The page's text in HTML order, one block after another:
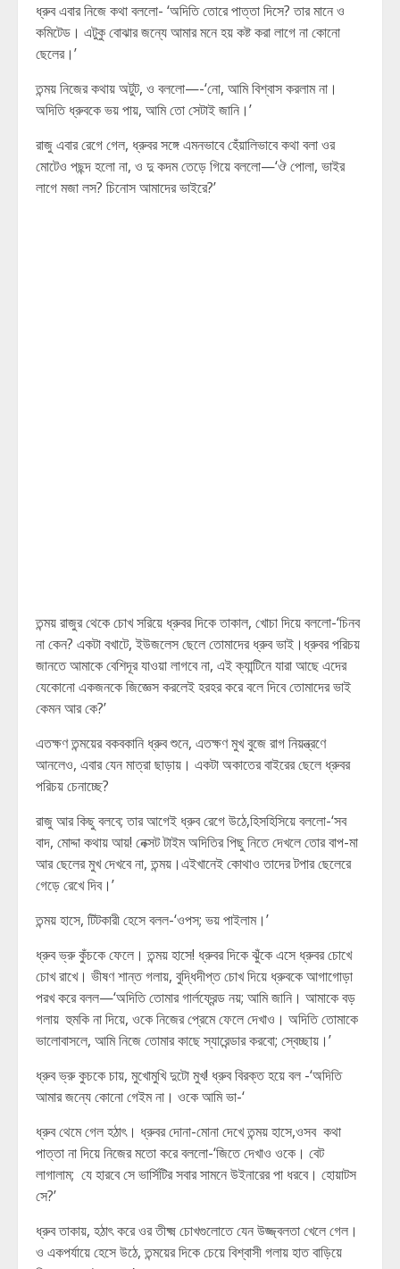
ধ্রুব এবার নিজে কথা বললো- ‘অদিতি তোরে পাত্তা দিসে? তার মানে ও
কমিটেড। এটুকু বোঝার জন্যে আমার মনে হয় কষ্ট করা লাগে না কোনো
ছেলের।’
তন্ময় নিজের কথায় অটুট, ও বললো—-‘নো, আমি বিশ্বাস করলাম না।
অদিতি ধ্রুবকে ভয় পায়, আমি তো সেটাই জানি।’
রাজু এবার রেগে গেল, ধ্রুবর সঙ্গে এমনভাবে হেঁয়ালিভাবে কথা বলা ওর
মোটেও পছন্দ হলো না, ও দু কদম তেড়ে গিয়ে বললো—‘ঔ পোলা, ভাইর
লাগে মজা লস? চিনোস আমাদের ভাইরে?’
তন্ময় রাজুর থেকে চোখ সরিয়ে ধ্রুবর দিকে তাকাল, খোচা দিয়ে বললো-‘চিনব
না কেন? একটা বখাটে, ইউজলেস ছেলে তোমাদের ধ্রুব ভাই।ধ্রুবর পরিচয়
জানতে আমাকে বেশিদূর যাওয়া লাগবে না, এই ক্যান্টিনে যারা আছে এদের
যেকোনো একজনকে জিজ্ঞেস করলেই হরহর করে বলে দিবে তোমাদের ভাই
কেমন আর কে?’
এতক্ষণ তন্ময়ের বকবকানি ধ্রুব শুনে, এতক্ষণ মুখ বুজে রাগ নিয়ন্ত্রণে
আনলেও, এবার যেন মাত্রা ছাড়ায়। একটা অকাতের বাইরের ছেলে ধ্রুবর
পরিচয় চেনাচ্ছে?
রাজু আর কিছু বলবে; তার আগেই ধ্রুব রেগে উঠে,হিসহিসিয়ে বললো-‘সব
বাদ, মোদ্দা কথায় আয়! নেক্সট টাইম অদিতির পিছু নিতে দেখলে তোর বাপ-মা
আর ছেলের মুখ দেখবে না, তন্ময়।এইখানেই কোথাও তাদের টপার ছেলেরে
গেড়ে রেখে দিব।’
তন্ময় হাসে, টিটকারী হেসে বলল-‘ওপস; ভয় পাইলাম।’
ধ্রুব ভ্রু কুঁচকে ফেলে। তন্ময় হাসে! ধ্রুবর দিকে ঝুঁকে এসে ধ্রুবর চোখে
চোখ রাখে। ভীষণ শান্ত গলায়, বুদ্ধিদীপ্ত চোখ দিয়ে ধ্রুবকে আগাগোড়া
পরখ করে বলল—‘অদিতি তোমার গার্লফ্রেন্ড নয়; আমি জানি। আমাকে বড়
গলায় হুমকি না দিয়ে, ওকে নিজের প্রেমে ফেলে দেখাও। অদিতি তোমাকে
ভালোবাসলে, আমি নিজে তোমার কাছে স্যারেন্ডার করবো; স্বেচ্ছায়।’
ধ্রুব ভ্রু কুচকে চায়, মুখোমুখি দুটো মুখ! ধ্রুব বিরক্ত হয়ে বল -‘অদিতি
আমার জন্যে কোনো গেইম না। ওকে আমি ভা-‘
ধ্রুব থেমে গেল হঠাৎ। ধ্রুবর দোনা-মোনা দেখে তন্ময় হাসে,ওসব কথা
পাত্তা না দিয়ে নিজের মতো করে বললো-‘জিতে দেখাও ওকে। বেট
লাগালাম; যে হারবে সে ভার্সিটির সবার সামনে উইনারের পা ধরবে। হোয়াটস
সে?’
ধ্রুব তাকায়, হঠাৎ করে ওর তীক্ষ্ম চোখগুলোতে যেন উজ্জ্বলতা খেলে গেল।
ও একপর্যায়ে হেসে উঠে, তন্ময়ের দিকে চেয়ে বিশ্বাসী গলায় হাত বাড়িয়ে